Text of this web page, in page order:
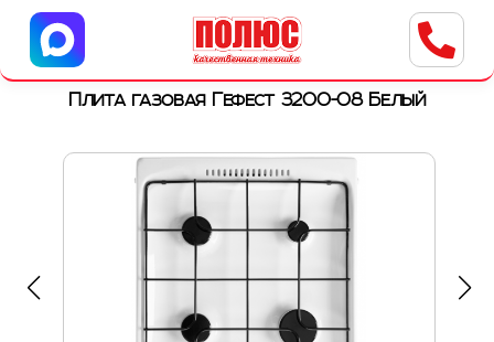
Центр бытовой техники
г. Ульяновск, ул. Пушкарева, 8a
Плита газовая Гефест 3200-08 Белый